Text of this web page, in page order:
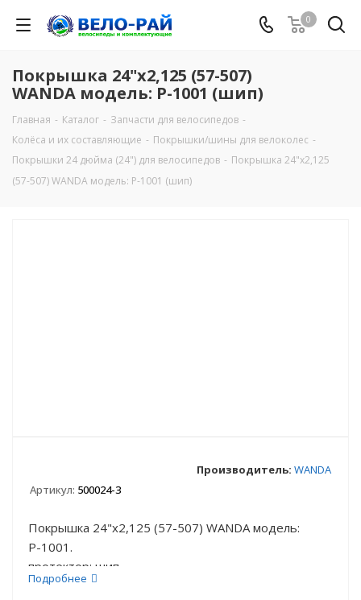
0
Покрышка 24"х2,125 (57-507)
WANDA модель: Р-1001 (шип)
Главная - Каталог - Запчасти для велосипедов -
Колёса и их составляющие - Покрышки/шины для велоколес -
Покрышки 24 дюйма (24") для велосипедов - Покрышка 24"х2,125
(57-507) WANDA модель: Р-1001 (шип)
Артикул: 500024-3
Производитель: WANDA
Покрышка 24"х2,125 (57-507) WANDA модель:
Р-1001.
протектор: шип
Вес: 815 г.
Подробнее